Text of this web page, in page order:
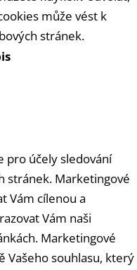
může vést k
stránek.
pro účely sledování
stránek. Marketingové
Vám cílenou a
Vám naši
Marketingové
Vašeho souhlasu, který